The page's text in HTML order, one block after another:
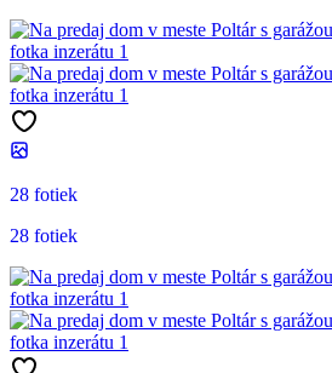
28 fotiek
28 fotiek